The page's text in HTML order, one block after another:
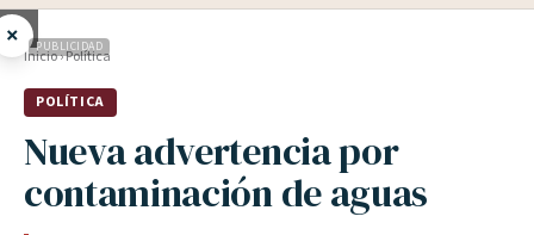
× PUBLICIDAD
Inicio›Política
POLÍTICA
Nueva advertencia por
contaminación de aguas